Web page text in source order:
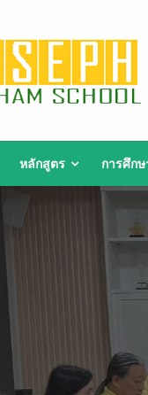
หลักสูตร การศึกษ